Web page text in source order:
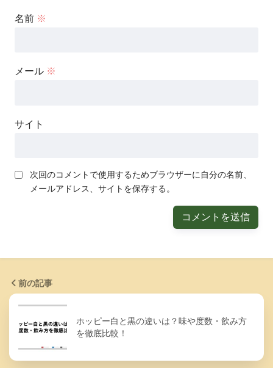
名前 ※
メール ※
サイト
次回のコメントで使用するためブラウザーに自分の名前、
メールアドレス、サイトを保存する。
前の記事
ホッピー白と黒の違いは？味や度数・飲み方
を徹底比較！